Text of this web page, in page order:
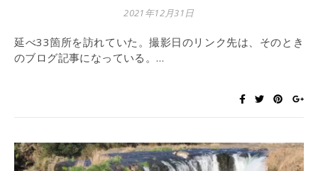
2021年12月31日
延べ33箇所を訪れていた。撮影日のリンク先は、そのとき
のブログ記事になっている。…